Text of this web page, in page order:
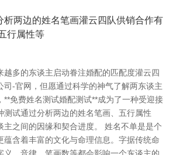
析两边的姓名笔画灌云四队供销合作有
行属性等
越多的东谈主启动眷注婚配的匹配度灌云四
司-官网，但愿通过科学的神气了解两东谈主
**免费姓名测试婚配测试**成为了一种受迎接
测试通过分析两边的姓名笔画、五行属性
主之间的因缘和契合进度。 姓名不单是是个
蕴含着丰富的文化与命理信息。字据传统命